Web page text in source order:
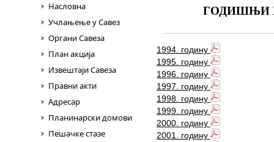
Насловна
Учлањење у Савез
Органи Савеза
План акција
Извештаји Савеза
Правни акти
Адресар
Планинарски домови
Пешачке стазе
ГОДИШЊИ
1994. годину
1995. годину
1996. годину
1997. годину
1998. годину
1999. годину
2000. годину
2001. годину